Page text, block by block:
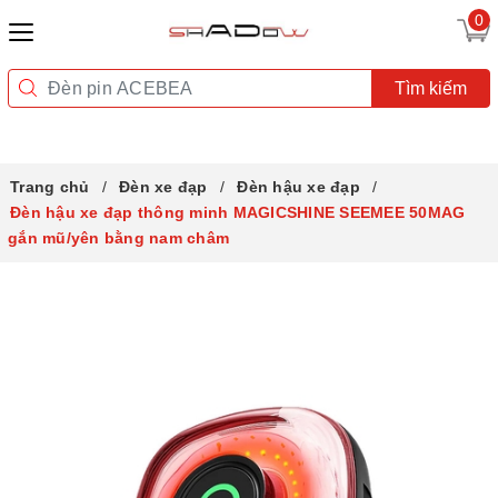
0
Tìm kiếm
Trang chủ Đèn xe đạp
Đèn hậu xe đạp
Đèn hậu xe đạp thông minh MAGICSHINE SEEMEE 50MAG
gắn mũ/yên bằng nam châm